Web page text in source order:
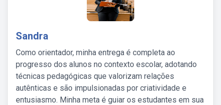
Sandra
Como orientador, minha entrega é completa ao
progresso dos alunos no contexto escolar, adotando
técnicas pedagógicas que valorizam relações
autênticas e são impulsionadas por criatividade e
entusiasmo. Minha meta é guiar os estudantes em sua